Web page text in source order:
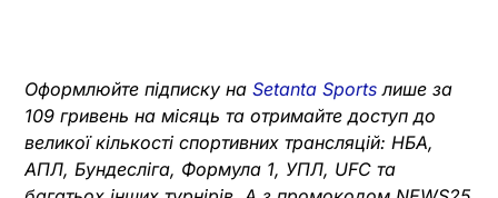
Оформлюйте підписку на Setanta Sports лише за
109 гривень на місяць та отримайте доступ до
великої кількості спортивних трансляцій: НБА,
АПЛ, Бундесліга, Формула 1, УПЛ, UFC та